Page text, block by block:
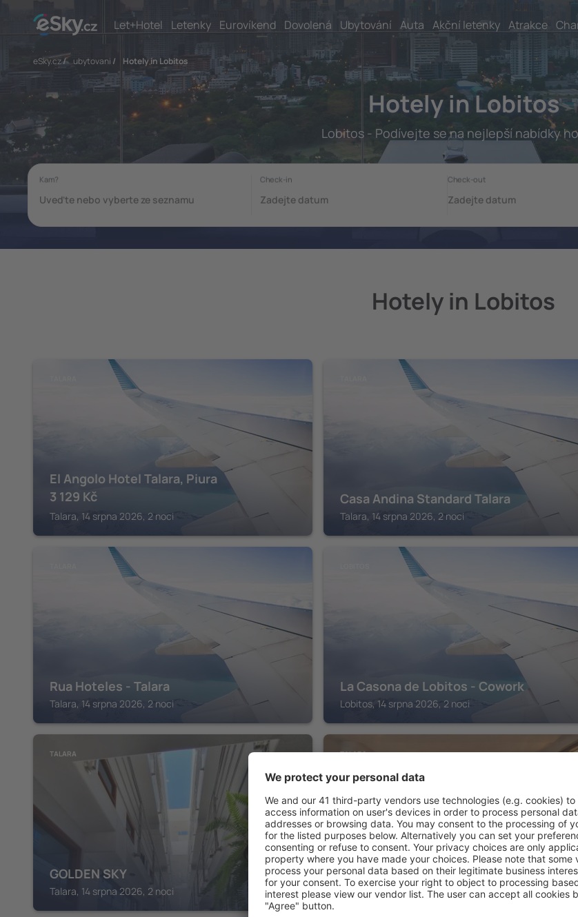
Let+Hotel Letenky Eurovíkend Dovolená Ubytování Auta Akční letenky Atrakce
eSky.cz/ ubytovani / Hotely in Lobitos
Hotely in Lobitos
Lobitos - Podívejte se na nejlepší nabídky
Hotely in Lobitos
El Angolo Hotel Talara, Piura
3 129 Kč
Talara, 14 srpna 2026, 2 noci
Casa Andina Standard Talara
Talara, 14 srpna 2026, 2 noci
Rua Hoteles - Talara
Talara, 14 srpna 2026, 2 noci
La Casona de Lobitos - Cowork
Lobitos, 14 srpna 2026, 2 noci
TALARA
GOLDEN SKY
Talara, 14 srpna 2026, 2 noci
TALARA
Casa Deluxe Hotel Talara- a 5 minutos
del aeropuerto y centro de la ciudad
Talara, 14 srpna 2026, 2 noci